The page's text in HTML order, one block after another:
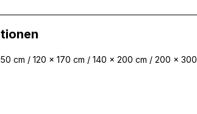
cm / 120 x 170 cm / 140 x 200 cm / 200 x 300